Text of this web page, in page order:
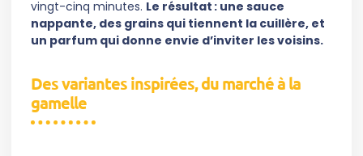
vingt-cinq minutes. Le résultat : une sauce
nappante, des grains qui tiennent la cuillère, et
un parfum qui donne envie d’inviter les voisins.
Des variantes inspirées, du marché à la
gamelle